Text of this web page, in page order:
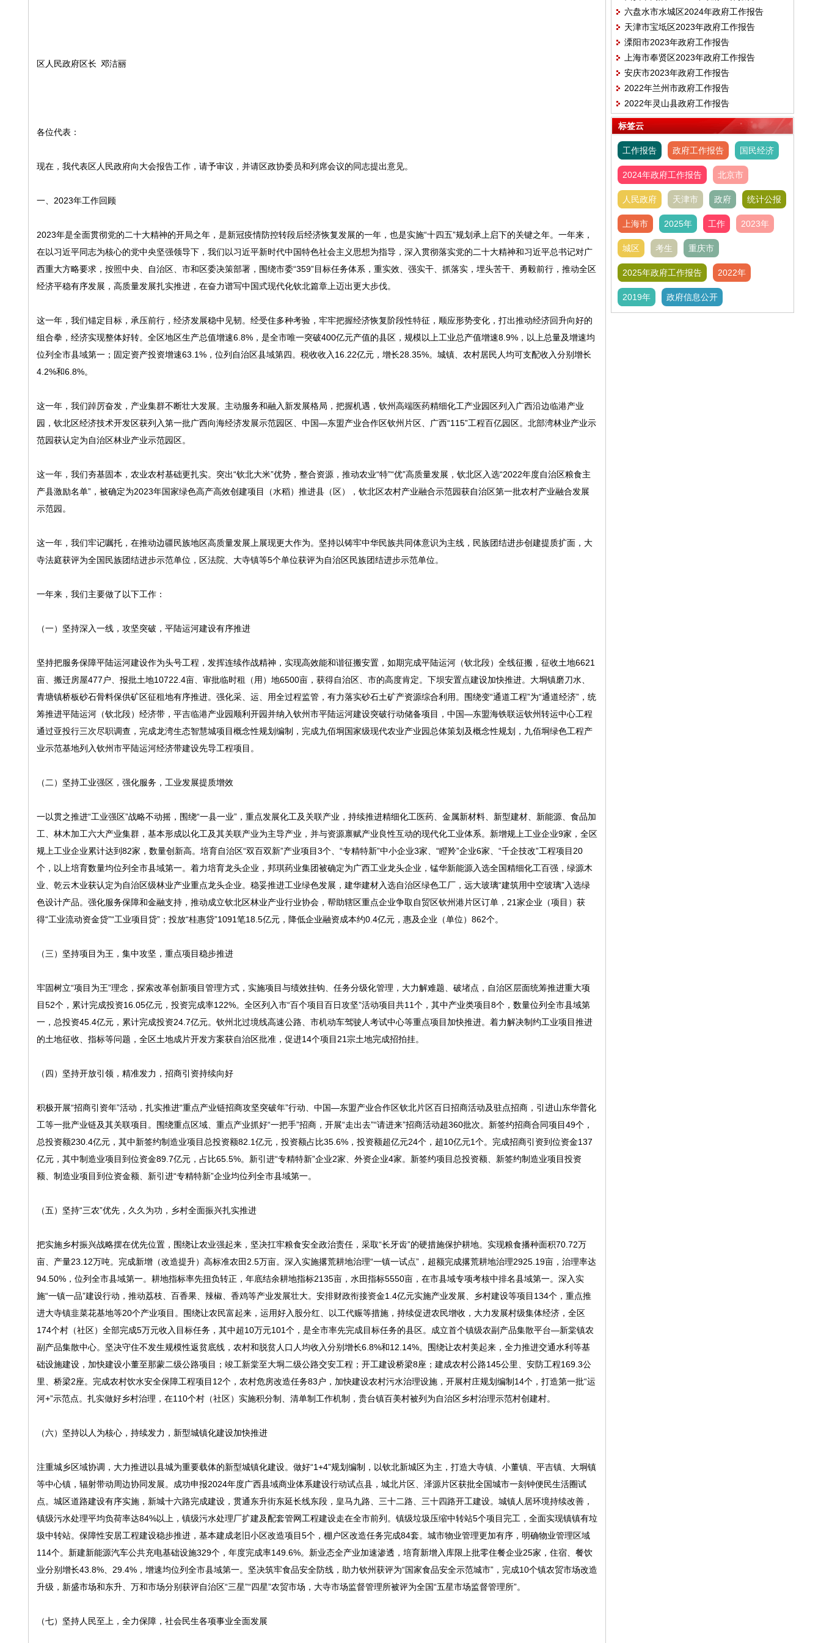
区人民政府区长 邓洁丽
各位代表：
现在，我代表区人民政府向大会报告工作，请予审议，并请区政协委员和列席会议的同志提出意见。
一、2023年工作回顾
2023年是全面贯彻党的二十大精神的开局之年，是新冠疫情防控转段后经济恢复发展的一年，也是实施“十四五”规划承上启下的关键之年。一年来，
在以习近平同志为核心的党中央坚强领导下，我们以习近平新时代中国特色社会主义思想为指导，深入贯彻落实党的二十大精神和习近平总书记对广
西重大方略要求，按照中央、自治区、市和区委决策部署，围绕市委“359”目标任务体系，重实效、强实干、抓落实，埋头苦干、勇毅前行，推动全区
经济平稳有序发展，高质量发展扎实推进，在奋力谱写中国式现代化钦北篇章上迈出更大步伐。
这一年，我们锚定目标，承压前行，经济发展稳中见韧。经受住多种考验，牢牢把握经济恢复阶段性特征，顺应形势变化，打出推动经济回升向好的
组合拳，经济实现整体好转。全区地区生产总值增速6.8%，是全市唯一突破400亿元产值的县区，规模以上工业总产值增速8.9%，以上总量及增速均
位列全市县域第一；固定资产投资增速63.1%，位列自治区县域第四。税收收入16.22亿元，增长28.35%。城镇、农村居民人均可支配收入分别增长
4.2%和6.8%。
这一年，我们踔厉奋发，产业集群不断壮大发展。主动服务和融入新发展格局，把握机遇，钦州高端医药精细化工产业园区列入广西沿边临港产业
园，钦北区经济技术开发区获列入第一批广西向海经济发展示范园区、中国—东盟产业合作区钦州片区、广西“115”工程百亿园区。北部湾林业产业示
范园获认定为自治区林业产业示范园区。
这一年，我们夯基固本，农业农村基础更扎实。突出“钦北大米”优势，整合资源，推动农业“特”“优”高质量发展，钦北区入选“2022年度自治区粮食主
产县激励名单”，被确定为2023年国家绿色高产高效创建项目（水稻）推进县（区），钦北区农村产业融合示范园获自治区第一批农村产业融合发展
示范园。
这一年，我们牢记嘱托，在推动边疆民族地区高质量发展上展现更大作为。坚持以铸牢中华民族共同体意识为主线，民族团结进步创建提质扩面，大
寺法庭获评为全国民族团结进步示范单位，区法院、大寺镇等5个单位获评为自治区民族团结进步示范单位。
一年来，我们主要做了以下工作：
（一）坚持深入一线，攻坚突破，平陆运河建设有序推进
坚持把服务保障平陆运河建设作为头号工程，发挥连续作战精神，实现高效能和谐征搬安置，如期完成平陆运河（钦北段）全线征搬，征收土地6621
亩、搬迁房屋477户、报批土地10722.4亩、审批临时租（用）地6500亩，获得自治区、市的高度肯定。下坝安置点建设加快推进。大垌镇磨刀水、
青塘镇桥板砂石骨料保供矿区征租地有序推进。强化采、运、用全过程监管，有力落实砂石土矿产资源综合利用。围绕变“通道工程”为“通道经济”，统
筹推进平陆运河（钦北段）经济带，平吉临港产业园顺利开园并纳入钦州市平陆运河建设突破行动储备项目，中国—东盟海铁联运钦州转运中心工程
通过亚投行三次尽职调查，完成龙湾生态智慧城项目概念性规划编制，完成九佰垌国家级现代农业产业园总体策划及概念性规划，九佰垌绿色工程产
业示范基地列入钦州市平陆运河经济带建设先导工程项目。
（二）坚持工业强区，强化服务，工业发展提质增效
一以贯之推进“工业强区”战略不动摇，围绕“一县一业”，重点发展化工及关联产业，持续推进精细化工医药、金属新材料、新型建材、新能源、食品加
工、林木加工六大产业集群，基本形成以化工及其关联产业为主导产业，并与资源禀赋产业良性互动的现代化工业体系。新增规上工业企业9家，全区
规上工业企业累计达到82家，数量创新高。培育自治区“双百双新”产业项目3个、“专精特新”中小企业3家、“瞪羚”企业6家、“千企技改”工程项目20
个，以上培育数量均位列全市县域第一。着力培育龙头企业，邦琪药业集团被确定为广西工业龙头企业，锰华新能源入选全国精细化工百强，绿源木
业、乾云木业获认定为自治区级林业产业重点龙头企业。稳妥推进工业绿色发展，建华建材入选自治区绿色工厂，远大玻璃“建筑用中空玻璃”入选绿
色设计产品。强化服务保障和金融支持，推动成立钦北区林业产业行业协会，帮助辖区重点企业争取自贸区钦州港片区订单，21家企业（项目）获
得“工业流动资金贷”“工业项目贷”；投放“桂惠贷”1091笔18.5亿元，降低企业融资成本约0.4亿元，惠及企业（单位）862个。
（三）坚持项目为王，集中攻坚，重点项目稳步推进
牢固树立“项目为王”理念，探索改革创新项目管理方式，实施项目与绩效挂钩、任务分级化管理，大力解难题、破堵点，自治区层面统筹推进重大项
目52个，累计完成投资16.05亿元，投资完成率122%。全区列入市“百个项目百日攻坚”活动项目共11个，其中产业类项目8个，数量位列全市县域第
一，总投资45.4亿元，累计完成投资24.7亿元。钦州北过境线高速公路、市机动车驾驶人考试中心等重点项目加快推进。着力解决制约工业项目推进
的土地征收、指标等问题，全区土地成片开发方案获自治区批准，促进14个项目21宗土地完成招拍挂。
（四）坚持开放引领，精准发力，招商引资持续向好
积极开展“招商引资年”活动，扎实推进“重点产业链招商攻坚突破年”行动、中国—东盟产业合作区钦北片区百日招商活动及驻点招商，引进山东华普化
工等一批产业链及其关联项目。围绕重点区域、重点产业抓好“一把手”招商，开展“走出去”“请进来”招商活动超360批次。新签约招商合同项目49个，
总投资额230.4亿元，其中新签约制造业项目总投资额82.1亿元，投资额占比35.6%，投资额超亿元24个，超10亿元1个。完成招商引资到位资金137
亿元，其中制造业项目到位资金89.7亿元，占比65.5%。新引进“专精特新”企业2家、外资企业4家。新签约项目总投资额、新签约制造业项目投资
额、制造业项目到位资金额、新引进“专精特新”企业均位列全市县域第一。
（五）坚持“三农”优先，久久为功，乡村全面振兴扎实推进
把实施乡村振兴战略摆在优先位置，围绕让农业强起来，坚决扛牢粮食安全政治责任，采取“长牙齿”的硬措施保护耕地。实现粮食播种面积70.72万
亩、产量23.12万吨。完成新增（改造提升）高标准农田2.5万亩。深入实施撂荒耕地治理“一镇一试点”，超额完成撂荒耕地治理2925.19亩，治理率达
94.50%，位列全市县域第一。耕地指标率先扭负转正，年底结余耕地指标2135亩，水田指标5550亩，在市县域专项考核中排名县域第一。深入实
施“一镇一品”建设行动，推动荔枝、百香果、辣椒、香鸡等产业发展壮大。安排财政衔接资金1.4亿元实施产业发展、乡村建设等项目134个，重点推
进大寺镇韭菜花基地等20个产业项目。围绕让农民富起来，运用好入股分红、以工代赈等措施，持续促进农民增收，大力发展村级集体经济，全区
174个村（社区）全部完成5万元收入目标任务，其中超10万元101个，是全市率先完成目标任务的县区。成立首个镇级农副产品集散平台—新棠镇农
副产品集散中心。坚决守住不发生规模性返贫底线，农村和脱贫人口人均收入分别增长6.8%和12.14%。围绕让农村美起来，全力推进交通水利等基
础设施建设，加快建设小董至那蒙二级公路项目；竣工新棠至大垌二级公路交安工程；开工建设桥梁8座；建成农村公路145公里、安防工程169.3公
里、桥梁2座。完成农村饮水安全保障工程项目12个，农村危房改造任务83户，加快建设农村污水治理设施，开展村庄规划编制14个，打造第一批“运
河+”示范点。扎实做好乡村治理，在110个村（社区）实施积分制、清单制工作机制，贵台镇百美村被列为自治区乡村治理示范村创建村。
（六）坚持以人为核心，持续发力，新型城镇化建设加快推进
注重城乡区域协调，大力推进以县城为重要载体的新型城镇化建设。做好“1+4”规划编制，以钦北新城区为主，打造大寺镇、小董镇、平吉镇、大垌镇
等中心镇，辐射带动周边协同发展。成功申报2024年度广西县域商业体系建设行动试点县，城北片区、泽源片区获批全国城市一刻钟便民生活圈试
点。城区道路建设有序实施，新城十六路完成建设，贯通东升街东延长线东段，皇马九路、三十二路、三十四路开工建设。城镇人居环境持续改善，
镇级污水处理平均负荷率达84%以上，镇级污水处理厂扩建及配套管网工程建设走在全市前列。镇级垃圾压缩中转站5个项目完工，全面实现镇镇有垃
圾中转站。保障性安居工程建设稳步推进，基本建成老旧小区改造项目5个，棚户区改造任务完成84套。城市物业管理更加有序，明确物业管理区域
114个。新建新能源汽车公共充电基础设施329个，年度完成率149.6%。新业态全产业加速渗透，培育新增入库限上批零住餐企业25家，住宿、餐饮
业分别增长43.8%、29.4%，增速均位列全市县域第一。坚决筑牢食品安全防线，助力钦州获评为“国家食品安全示范城市”，完成10个镇农贸市场改造
升级，新盛市场和东升、万和市场分别获评自治区“三星”“四星”农贸市场，大寺市场监督管理所被评为全国“五星市场监督管理所”。
（七）坚持人民至上，全力保障，社会民生各项事业全面发展
六盘水市水城区2024年政府工作报告
天津市宝坻区2023年政府工作报告
溧阳市2023年政府工作报告
上海市奉贤区2023年政府工作报告
安庆市2023年政府工作报告
2022年兰州市政府工作报告
2022年灵山县政府工作报告
标签云
工作报告 政府工作报告 国民经济
2024年政府工作报告 北京市
人民政府 天津市 政府 统计公报
上海市 2025年 工作 2023年
城区 考生 重庆市
2025年政府工作报告 2022年
2019年 政府信息公开